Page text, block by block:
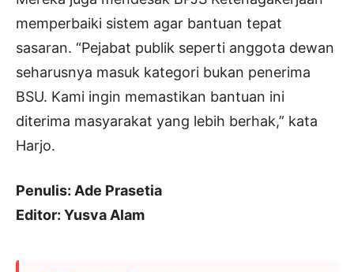
memperbaiki sistem agar bantuan tepat
sasaran. “Pejabat publik seperti anggota dewan
seharusnya masuk kategori bukan penerima
BSU. Kami ingin memastikan bantuan ini
diterima masyarakat yang lebih berhak,” kata
Harjo.
Penulis: Ade Prasetia
Editor: Yusva Alam